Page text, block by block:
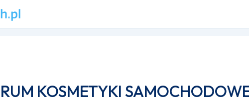
KOSMETYKI